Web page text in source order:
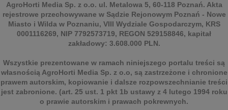
AgroHorti Media Sp. z o.o. ul. Metalowa 5, 60-118 Poznań. Akta
rejestrowe przechowywane w Sądzie Rejonowym Poznań - Nowe
Miasto i Wilda w Poznaniu, VIII Wydziale Gospodarczym, KRS
0001116269, NIP 7792573719, REGON 529158846, kapitał
zakładowy: 3.608.000 PLN.
Wszystkie prezentowane w ramach niniejszego portalu treści są
własnością AgroHorti Media Sp. z o.o, są zastrzeżone i chronione
prawem autorskim, kopiowanie i dalsze rozpowszechnianie treści
jest zabronione. (art. 25 ust. 1 pkt 1b ustawy z 4 lutego 1994 roku
o prawie autorskim i prawach pokrewnych.